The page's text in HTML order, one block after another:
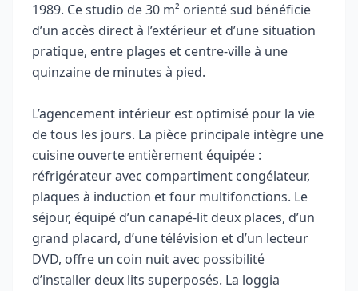
1989. Ce studio de 30 m² orienté sud bénéficie
d’un accès direct à l’extérieur et d’une situation
pratique, entre plages et centre-ville à une
quinzaine de minutes à pied.
L’agencement intérieur est optimisé pour la vie
de tous les jours. La pièce principale intègre une
cuisine ouverte entièrement équipée :
réfrigérateur avec compartiment congélateur,
plaques à induction et four multifonctions. Le
séjour, équipé d’un canapé-lit deux places, d’un
grand placard, d’une télévision et d’un lecteur
DVD, offre un coin nuit avec possibilité
d’installer deux lits superposés. La loggia